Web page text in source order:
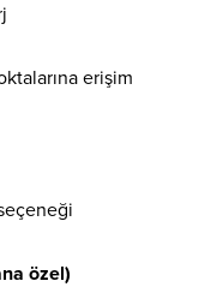
erişim
özel)